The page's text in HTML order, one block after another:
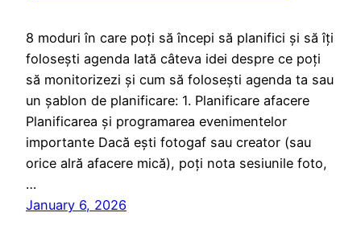
8 moduri în care poți să începi să planifici și să îți
folosești agenda Iată câteva idei despre ce poți
să monitorizezi și cum să folosești agenda ta sau
un șablon de planificare: 1. Planificare afacere
Planificarea și programarea evenimentelor
importante Dacă ești fotogaf sau creator (sau
orice alră afacere mică), poți nota sesiunile foto,
…
January 6, 2026